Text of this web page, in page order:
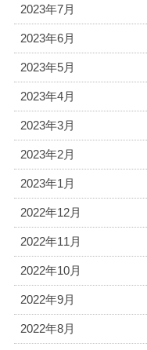
2023年7月
2023年6月
2023年5月
2023年4月
2023年3月
2023年2月
2023年1月
2022年12月
2022年11月
2022年10月
2022年9月
2022年8月